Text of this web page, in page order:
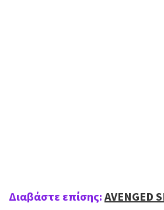
Διαβάστε επίσης: AVENGED